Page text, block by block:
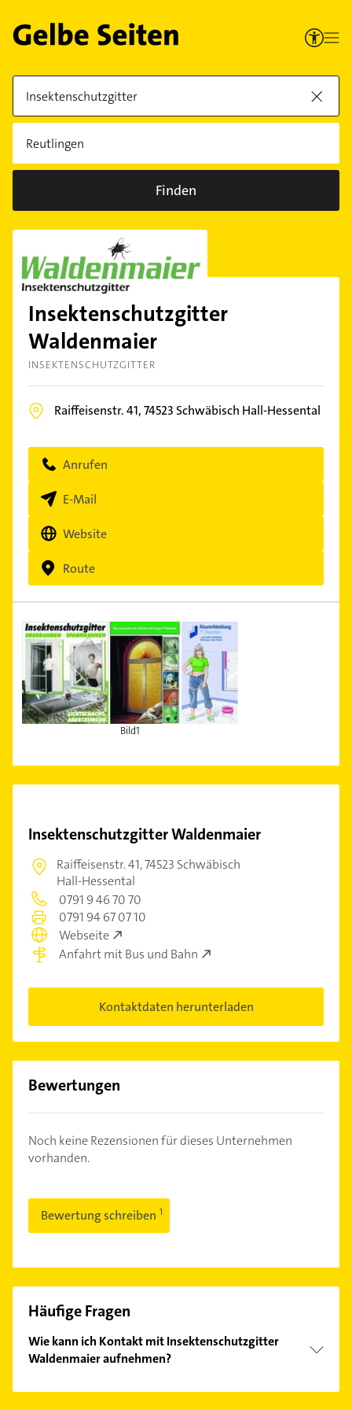
Finden
Insektenschutzgitter
Waldenmaier
INSEKTENSCHUTZGITTER
Raiffeisenstr. 41,74523 Schwäbisch Hall-Hessental
Anrufen
E-Mail
Website
Route
Bild1
Insektenschutzgitter Waldenmaier
Raiffeisenstr. 41,74523 Schwäbisch
Hall-Hessental
0791 9 46 70 70
0791 94 67 07 10
Webseite
Anfahrt mit Bus und Bahn
Kontaktdaten herunterladen
Bewertungen
Noch keine Rezensionen für dieses Unternehmen
vorhanden.
Bewertung schreiben
Häufige Fragen
Wie kann ich Kontakt mit Insektenschutzgitter
Waldenmaier aufnehmen?